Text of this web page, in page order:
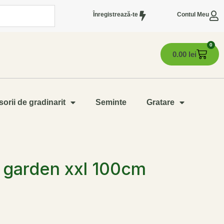
Înregistrează-te Contul Meu
0.00 lei
0
de gradinarit Seminte Gratare
xxl 100cm